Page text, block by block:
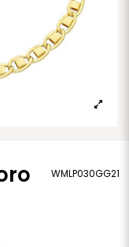
WMLP030GG21